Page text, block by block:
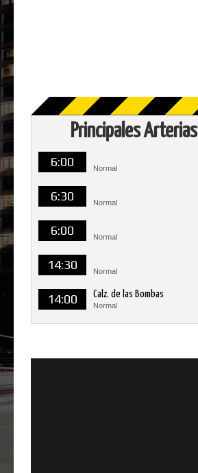
Principales Arterias
6:00 Normal
6:30 Normal
6:00 Normal
14:30 Normal
14:00 Calz. de las Bombas
Normal